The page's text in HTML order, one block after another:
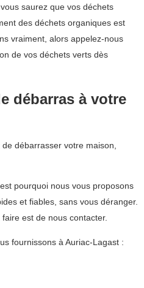
saurez que vos déchets
des déchets organiques est
vraiment, alors appelez-nous
de vos déchets verts dès
débarras à votre
débarrasser votre maison,
pourquoi nous vous proposons
et fiables, sans vous déranger.
est de nous contacter.
fournissons à Auriac-Lagast :